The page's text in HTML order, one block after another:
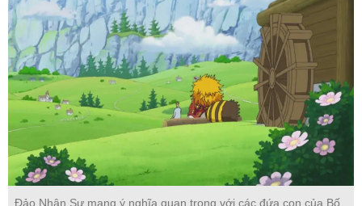
Đảo Nhân Sư mang ý nghĩa quan trọng với các đứa con của Bố